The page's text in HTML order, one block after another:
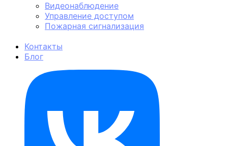
Видеонаблюдение
Управление доступом
Пожарная сигнализация
Контакты
Блог